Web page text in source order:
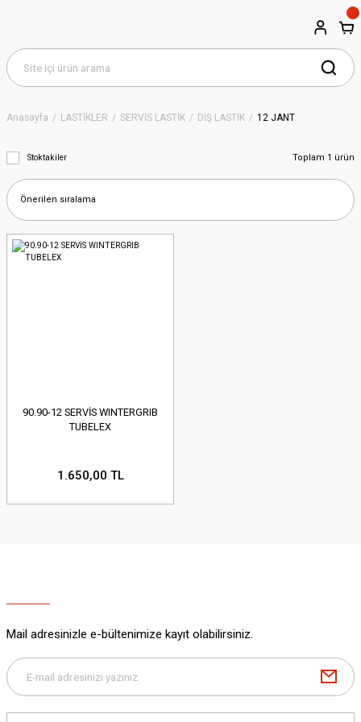
Anasayfa LASTİKLER SERVİS LASTİK DIŞ LASTİK 12 JANT
Stoktakiler Toplam 1 ürün
90.90-12 SERVİS WINTERGRIB
TUBELEX
1.650,00 TL
Mail adresinizle e-bültenimize kayıt olabilirsiniz.